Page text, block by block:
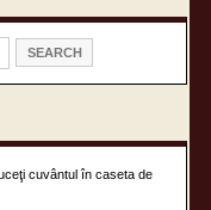
cuvântul în caseta de